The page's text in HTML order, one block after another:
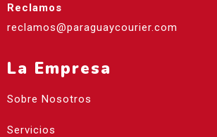
Reclamos
reclamos@paraguaycourier.com
La Empresa
Sobre Nosotros
Servicios